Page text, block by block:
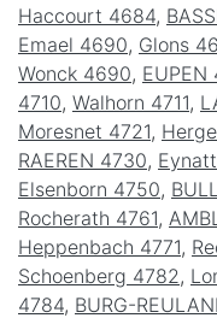
Haccourt 4684,
Emael 4690, Glons
Wonck 4690, EUPEN
4710, Walhorn 4711,
Moresnet 4721,
RAEREN 4730,
Elsenborn 4750,
Rocherath 4761,
Heppenbach 4771,
Schoenberg 4782 ,
4784, BURG-